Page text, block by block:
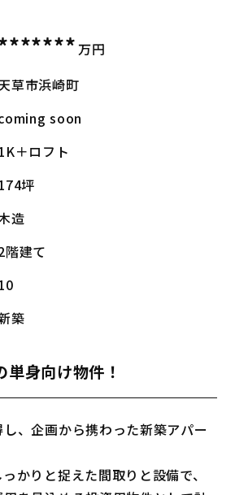
万円
草市浜崎町
soon
＋ロフト
坪
造
階建て
築
身向け物件！
、企画から携わった新築アパー
かりと捉えた間取りと設備で、